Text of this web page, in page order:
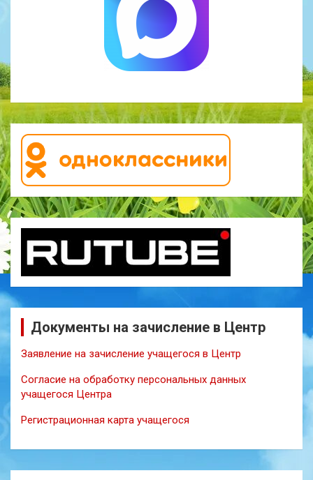
Документы на зачисление в Центр
Заявление на зачисление учащегося в Центр
Согласие на обработку персональных данных
учащегося Центра
Регистрационная карта учащегося